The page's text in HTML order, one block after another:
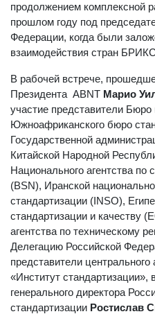
продолжением комплексной
прошлом году под
Федерации, когда были
взаимодействия стран
В рабочей встрече,
Президента ABNT Марио
участие представители
Южноафриканского бюро
Государственной
Китайской Народной
Национального агентства по
(BSN), Иранской
стандартизации (INSO),
стандартизации и качеству
агентства по техническому
Делегацию Российской
представители
«Институт стандартизации»,
генерального директора
стандартизации Ростислав